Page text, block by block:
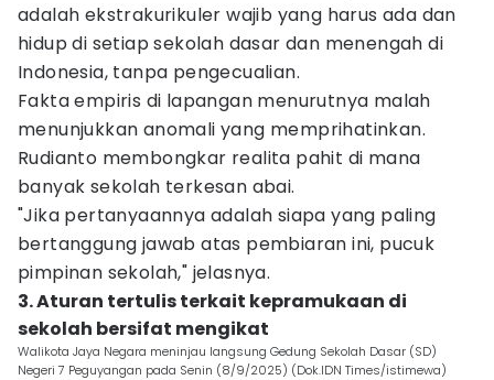
adalah ekstrakurikuler wajib yang harus ada dan
hidup di setiap sekolah dasar dan menengah di
Indonesia, tanpa pengecualian.
Fakta empiris di lapangan menurutnya malah
menunjukkan anomali yang memprihatinkan.
Rudianto membongkar realita pahit di mana
banyak sekolah terkesan abai.
"Jika pertanyaannya adalah siapa yang paling
bertanggung jawab atas pembiaran ini, pucuk
pimpinan sekolah," jelasnya.
3. Aturan tertulis terkait kepramukaan di
sekolah bersifat mengikat
Walikota Jaya Negara meninjau langsung Gedung Sekolah Dasar (SD)
Negeri 7 Peguyangan pada Senin (8/9/2025) (Dok.IDN Times/istimewa)